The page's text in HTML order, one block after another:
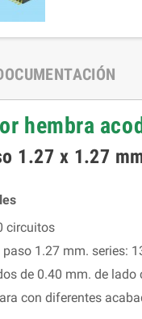
hembra
1.27 x 1.27
circuitos
1.27 mm. series:
de 0.40 mm. de
con diferentes